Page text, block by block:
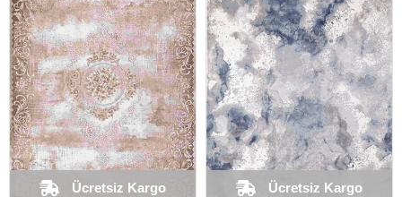
Ücretsiz Kargo Ücretsiz Kargo